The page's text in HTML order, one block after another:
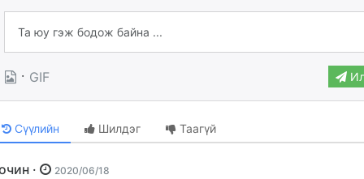
· GIF
Сүүлийн Шилдэг Таагүй
Зочин · 2020/06/18